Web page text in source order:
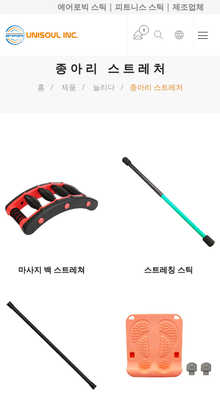
에어로빅 스틱 | 피트니스 스틱 | 제조업체
0
종아리 스트레처
홈 제품 늘리다 종아리 스트레처
마사지 백 스트레쳐 스트레칭 스틱